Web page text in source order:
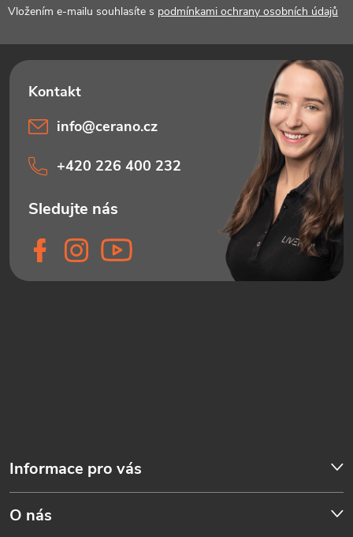
Vložením e-mailu souhlasíte s podmínkami ochrany osobních údajů
Informace pro vás
O nás
info@cerano.cz
+420 226 400 232